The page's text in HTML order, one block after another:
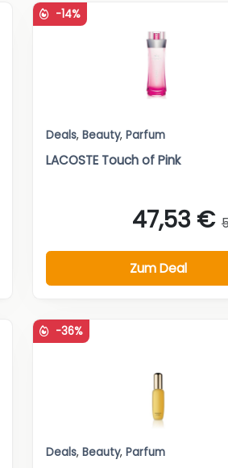
-14%
Deals, Beauty, Parfum
LACOSTE Touch of Pink
47,53 €
Zum Deal
-36%
Deals, Beauty, Parfum